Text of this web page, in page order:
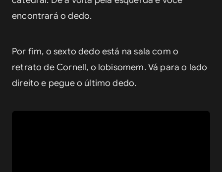
encontrará o dedo.
Por fim, o sexto dedo está na sala com o
retrato de Cornell, o lobisomem. Vá para o lado
direito e pegue o último dedo.